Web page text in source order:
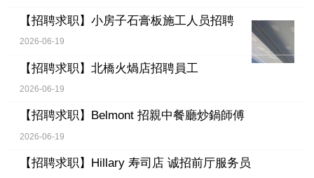
【招聘求职】 小房子石膏板施工人员招聘
2026-06-19
【招聘求职】 北橋火煱店招聘員工
2026-06-19
【招聘求职】 Belmont 招親中餐廳炒鍋師傅
2026-06-19
【招聘求职】 Hillary 寿司店 诚招前厅服务员